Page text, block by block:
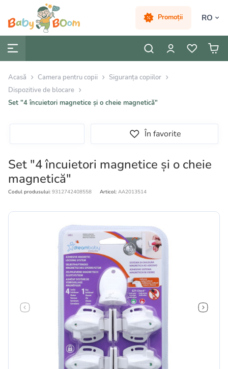
Promoții RO
Acasă Camera pentru copii
Siguranța copiilor
Dispozitive de blocare
Set "4 încuietori magnetice și o cheie magnetică"
În favorite
Set "4 încuietori magnetice și o cheie
magnetică"
Codul produsului: 9312742408558 Articol: AA2013514